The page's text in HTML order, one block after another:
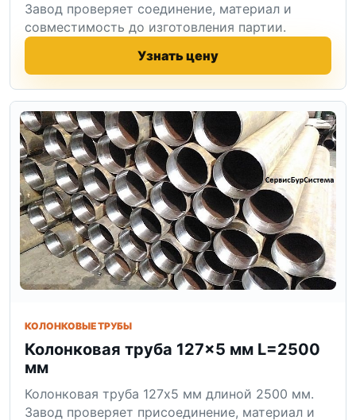
Завод проверяет соединение, материал и
совместимость до изготовления партии.
Узнать цену
КОЛОНКОВЫЕ ТРУБЫ
Колонковая труба 127×5 мм L=2500
мм
Колонковая труба 127x5 мм длиной 2500 мм.
Завод проверяет присоединение, материал и